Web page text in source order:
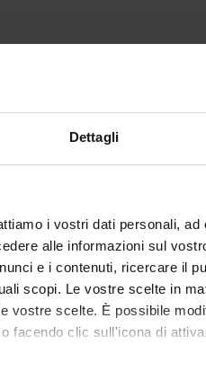
Dettagli
i vostri dati personali,
alle informazioni sul
e i contenuti, ricercare il
scopi. Le vostre scelte in
vostre scelte. È possibile
facendo clic sull'icona di
Sector (SSD)